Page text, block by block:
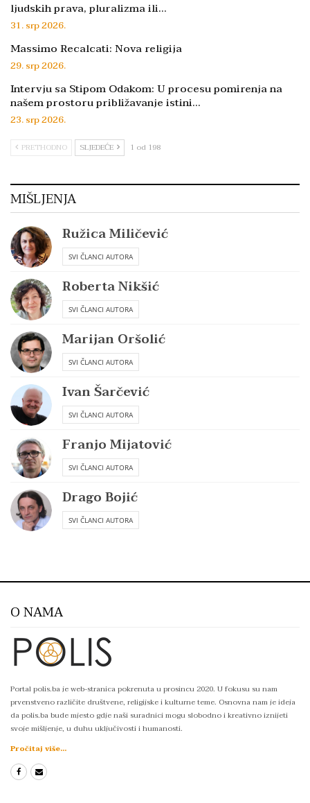
ljudskih prava, pluralizma ili…
31. srp 2026.
Massimo Recalcati: Nova religija
29. srp 2026.
Intervju sa Stipom Odakom: U procesu pomirenja na
našem prostoru približavanje istini…
23. srp 2026.
PRETHODNO SLJEDEĆE 1 od 198
MIŠLJENJA
Ružica Miličević
SVI ČLANCI AUTORA
Roberta Nikšić
SVI ČLANCI AUTORA
Marijan Oršolić
SVI ČLANCI AUTORA
Ivan Šarčević
SVI ČLANCI AUTORA
Franjo Mijatović
SVI ČLANCI AUTORA
Drago Bojić
SVI ČLANCI AUTORA
O NAMA
Portal polis.ba je web-stranica pokrenuta u prosincu 2020. U fokusu su nam
prvenstveno različite društvene, religijske i kulturne teme. Osnovna nam je ideja
da polis.ba bude mjesto gdje naši suradnici mogu slobodno i kreativno iznijeti
svoje mišljenje, u duhu uključivosti i humanosti.
Pročitaj više...